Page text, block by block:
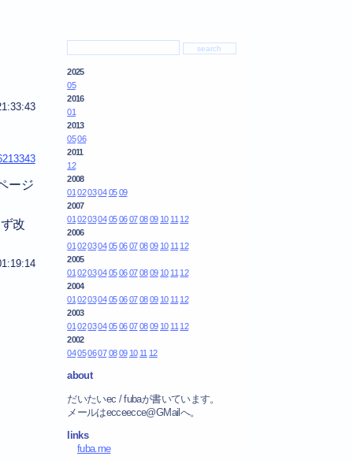
2025
05
2016
01
2013
0506
2011
12
2008
01 020304 05 09
2007
01 020304 05 06 07 0809 10 11 12
2006
01 020304 05 06 07 0809 10 11 12
2005
01 020304 05 06 07 0809 10 11 12
2004
01 020304 05 06 07 0809 10 11 12
2003
01 020304 05 06 07 0809 10 11 12
2002
04050607 08 09 10 11 12
about
だいたいec / fubaが書いています。
メールはecceecce@GMailへ。
links
fuba.me
ージ
改